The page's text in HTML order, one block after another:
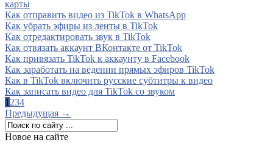
карты
Как отправить видео из TikTok в WhatsApp
Как убрать эфиры из ленты в TikTok
Как отредактировать звук в TikTok
Как отвязать аккаунт ВКонтакте от TikTok
Как привязать TikTok к аккаунту в Facebook
Как заработать на ведении прямых эфиров TikTok
Как в TikTok включить русские субтитры к видео
Как записать видео для TikTok со звуком
1 234
Предыдущая →
Новое на сайте